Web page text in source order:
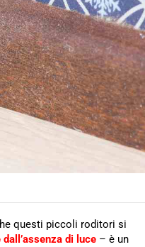
questi piccoli roditori si
di luce – è un